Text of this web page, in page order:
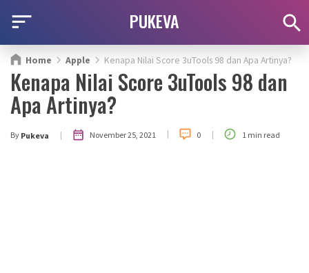
PUKEVA
Home Apple Kenapa Nilai Score 3uTools 98 dan Apa Artinya?
Kenapa Nilai Score 3uTools 98 dan
Apa Artinya?
By Pukeva | November 25, 2021 | 0 | 1 min read